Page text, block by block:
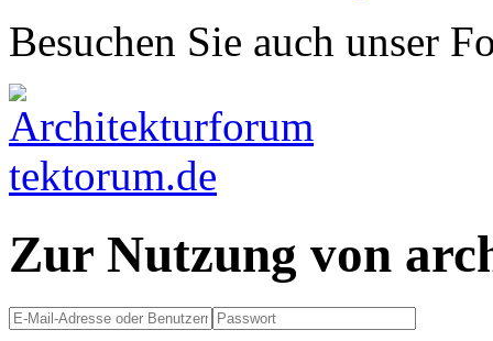
Besuchen Sie auch unser
Zur Nutzung von